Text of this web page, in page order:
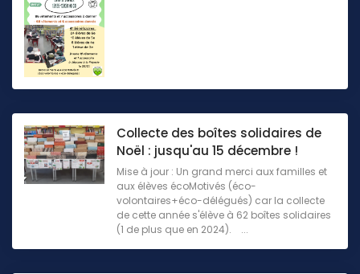
Collecte des boîtes solidaires de
Noël : jusqu'au 15 décembre !
Mise à jour : Un grand merci aux familles et
aux élèves écoMotivés (éco-
volontaires+éco-délégués) car la collecte
de cette année s'élève à 62 boîtes solidaires
(1 de plus que en 2024). ...